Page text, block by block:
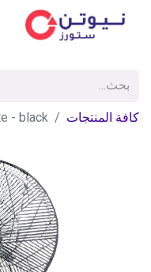
كافة المنتجات - black